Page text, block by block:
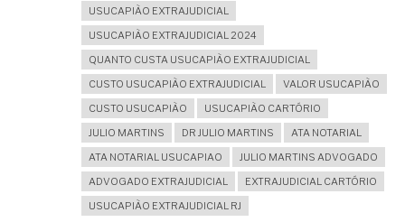
USUCAPIÃO EXTRAJUDICIAL
USUCAPIÃO EXTRAJUDICIAL 2024
QUANTO CUSTA USUCAPIÃO EXTRAJUDICIAL
CUSTO USUCAPIÃO EXTRAJUDICIAL
VALOR USUCAPIÃO
CUSTO USUCAPIÃO
USUCAPIÃO CARTÓRIO
JULIO MARTINS
DR JULIO MARTINS
ATA NOTARIAL
ATA NOTARIAL USUCAPIAO
JULIO MARTINS ADVOGADO
ADVOGADO EXTRAJUDICIAL
EXTRAJUDICIAL CARTÓRIO
USUCAPIÃO EXTRAJUDICIAL RJ